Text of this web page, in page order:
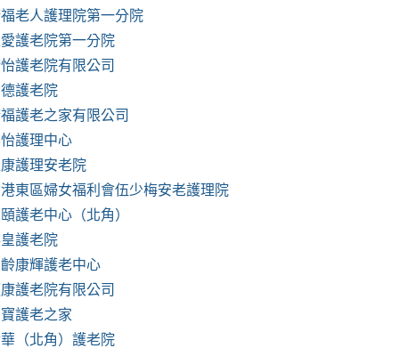
老人護理院第一分院
護老院第一分院
護老院有限公司
護老院
護老之家有限公司
護理中心
護理安老院
東區婦女福利會伍少梅安老護理院
護老中心（北角）
護老院
康輝護老中心
護老院有限公司
護老之家
（北角）護老院